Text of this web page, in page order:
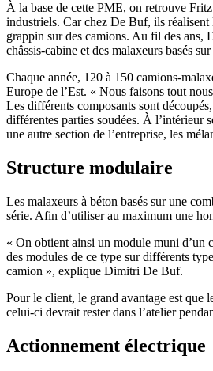
À la base de cette PME, on retrouve
industriels. Car chez De Buf, ils réalisent
grappin sur des camions. Au fil des ans,
châssis-cabine et des malaxeurs basés
Chaque année, 120 à 150 camions-
Europe de l’Est. « Nous faisons tout
Les différents composants sont
différentes parties soudées. À l’intérieur
une autre section de l’entreprise, les
Structure modulaire
Les malaxeurs à béton basés sur une
série. Afin d’utiliser au maximum une
« On obtient ainsi un module muni d’un
des modules de ce type sur différents
camion », explique Dimitri De Buf.
Pour le client, le grand avantage est que
celui-ci devrait rester dans l’atelier
Actionnement électrique